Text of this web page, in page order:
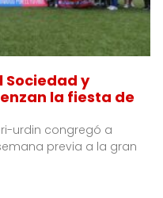
Sociedad y
la fiesta de
urdin congregó a
previa a la gran